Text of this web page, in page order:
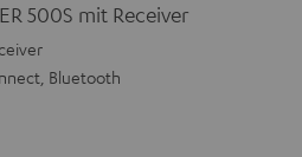
500S mit Receiver
Bluetooth